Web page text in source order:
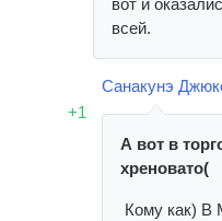
вот и
всей.
+1
Санакунэ
А вот в
хреновато(
Кому как) В